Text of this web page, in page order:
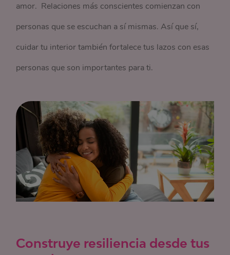
amor. Relaciones más conscientes comienzan con
personas que se escuchan a sí mismas. Así que sí,
cuidar tu interior también fortalece tus lazos con esas
personas que son importantes para ti.
Construye resiliencia desde tus